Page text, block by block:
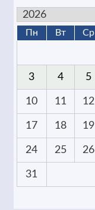
Пн Вт Ср
3 4 5
10 11 12
17 18 19
24 25 26
31